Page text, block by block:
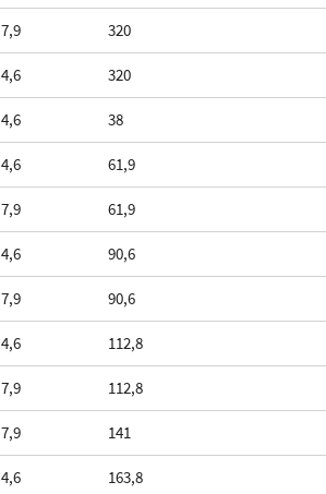
7,9 320
4,6 320
4,6 38
4,6 61,9
7,9 61,9
4,6 90,6
7,9 90,6
4,6 112,8
7,9 112,8
7,9 141
4,6 163,8